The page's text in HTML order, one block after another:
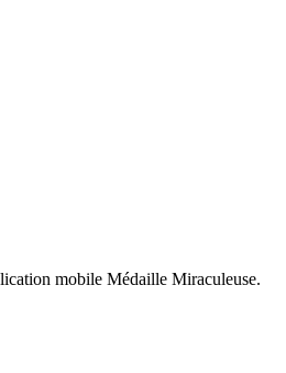
mobile Médaille Miraculeuse.